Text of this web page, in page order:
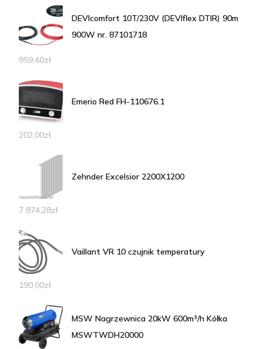
DEVIcomfort 10T/230V (DEVIflex DTIR) 90m
900W nr. 87101718
959,40zł
Emerio Red FH-110676.1
202,00zł
Zehnder Excelsior 2200X1200
7 874,28zł
Vaillant VR 10 czujnik temperatury
190,00zł
MSW Nagrzewnica 20kW 600m³/h Kółka
MSWTWDH20000